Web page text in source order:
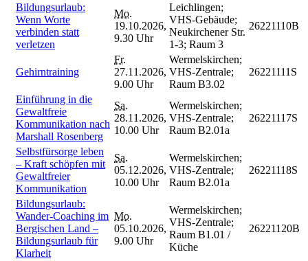
Bildungsurlaub:
Wenn Worte
verbinden statt
verletzen
Mo.
19.10.2026,
9.30 Uhr
Leichlingen;
VHS-Gebäude;
Neukirchener Str.
1-3; Raum 3
26221110B
Gehirntraining
Fr.
27.11.2026,
9.00 Uhr
Wermelskirchen;
VHS-Zentrale;
Raum B3.02
26221111S
Einführung in die
Gewaltfreie
Kommunikation nach
Marshall Rosenberg
Sa.
28.11.2026,
10.00 Uhr
Wermelskirchen;
VHS-Zentrale;
Raum B2.01a
26221117S
Selbstfürsorge leben
– Kraft schöpfen mit
Gewaltfreier
Kommunikation
Sa.
05.12.2026,
10.00 Uhr
Wermelskirchen;
VHS-Zentrale;
Raum B2.01a
26221118S
Bildungsurlaub:
Wander-Coaching im
Bergischen Land –
Bildungsurlaub für
Klarheit
Mo.
05.10.2026,
9.00 Uhr
Wermelskirchen;
VHS-Zentrale;
Raum B1.01 /
Küche
26221120B